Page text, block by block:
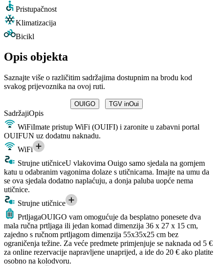
Pristupačnost
Klimatizacija
Bicikl
Opis objekta
Saznajte više o različitim sadržajima dostupnim na brodu kod
svakog prijevoznika na ovoj ruti.
OUIGO TGV inOui
SadržajiOpis
WiFiImate pristup WiFi (OUIFI) i zaronite u zabavni portal
OUIFUN uz dodatnu naknadu.
WiFi
Strujne utičniceU vlakovima Ouigo samo sjedala na gornjem
katu u odabranim vagonima dolaze s utičnicama. Imajte na umu da
se ova sjedala dodatno naplaćuju, a donja paluba uopće nema
utičnice.
Strujne utičnice
PrtljagaOUIGO vam omogućuje da besplatno ponesete dva
mala ručna prtljaga ili jedan komad dimenzija 36 x 27 x 15 cm,
zajedno s ručnom prtljagom dimenzija 55x35x25 cm bez
ograničenja težine. Za veće predmete primjenjuje se naknada od 5 €
za online rezervacije napravljene unaprijed, a ide do 20 € ako platite
osobno na kolodvoru.